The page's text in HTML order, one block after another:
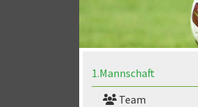
1.Mannschaft
Team